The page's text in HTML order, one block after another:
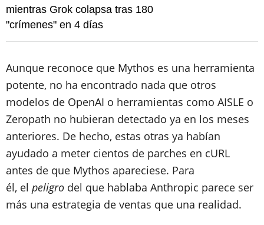
mientras Grok colapsa tras 180
"crímenes" en 4 días
Aunque reconoce que Mythos es una herramienta
potente, no ha encontrado nada que otros
modelos de OpenAI o herramientas como AISLE o
Zeropath no hubieran detectado ya en los meses
anteriores. De hecho, estas otras ya habían
ayudado a meter cientos de parches en cURL
antes de que Mythos apareciese. Para
él, el peligro del que hablaba Anthropic parece ser
más una estrategia de ventas que una realidad.